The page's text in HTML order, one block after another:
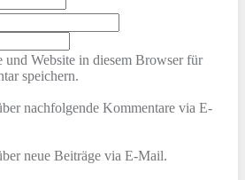
Website in diesem Browser für
speichern.
nachfolgende Kommentare via E-
neue Beiträge via E-Mail.